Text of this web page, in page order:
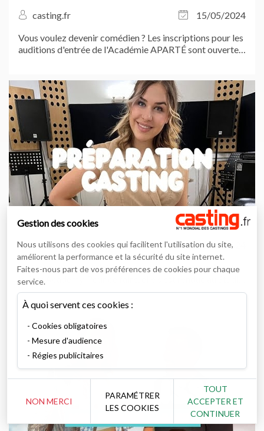
casting.fr
15/05/2024
Vous voulez devenir comédien ? Les inscriptions pour les
auditions d'entrée de l'Académie APARTÉ sont ouvertes
casting.fr
03/05/2024
Notre envoyée spéciale Shany'z prépare son casting de
la Star Academy. Pour ce faire, elle s'est rendue au Studio
Bleu pour un cours de chant avec la coach vocale
Floriane Colson.
Gestion des cookies
Nous utilisons des cookies qui facilitent l'utilisation du site,
améliorent la performance et la sécurité du site internet.
Faites-nous part de vos préférences de cookies pour chaque
service.
À quoi servent ces cookies :
Cookies obligatoires
Mesure d'audience
Régies publicitaires
NON MERCI
PARAMÉTRER
LES COOKIES
TOUT
ACCEPTER ET
CONTINUER